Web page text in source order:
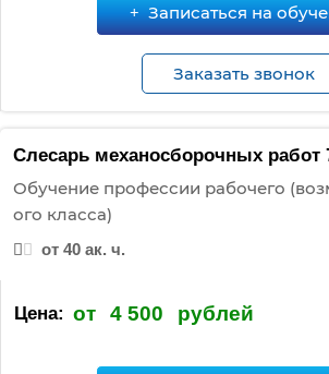
Записаться на
Заказать звонок
Слесарь механосборочных работ
Обучение профессии рабочего
ого класса)
от 40 ак. ч.
Цена: от 4 500 рублей